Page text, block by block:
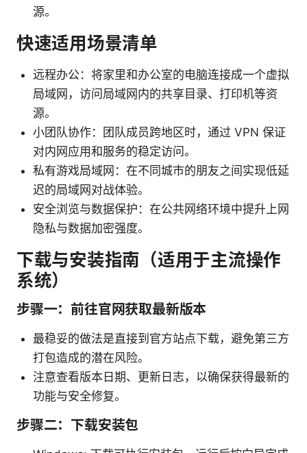
源。
快速适用场景清单
远程办公：将家里和办公室的电脑连接成一个虚拟
局域网，访问局域网内的共享目录、打印机等资
源。
小团队协作：团队成员跨地区时，通过 VPN 保证
对内网应用和服务的稳定访问。
私有游戏局域网：在不同城市的朋友之间实现低延
迟的局域网对战体验。
安全浏览与数据保护：在公共网络环境中提升上网
隐私与数据加密强度。
下载与安装指南（适用于主流操作
系统）
步骤一：前往官网获取最新版本
最稳妥的做法是直接到官方站点下载，避免第三方
打包造成的潜在风险。
注意查看版本日期、更新日志，以确保获得最新的
功能与安全修复。
步骤二：下载安装包